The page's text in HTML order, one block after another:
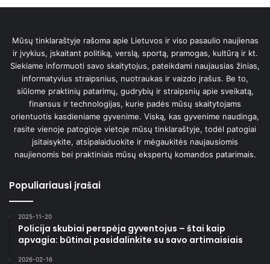
Mūsų tinklaraštyje rašoma apie Lietuvos ir viso pasaulio naujienas
ir įvykius, įskaitant politiką, verslą, sportą, pramogas, kultūrą ir kt.
Siekiame informuoti savo skaitytojus, pateikdami naujausias žinias,
informatyvius straipsnius, nuotraukas ir vaizdo įrašus. Be to,
siūlome praktinių patarimų, gudrybių ir straipsnių apie sveikatą,
finansus ir technologijas, kurie padės mūsų skaitytojams
orientuotis kasdieniame gyvenime. Viską, kas gyvenime naudinga,
rasite vienoje patogioje vietoje mūsų tinklaraštyje, todėl patogiai
įsitaisykite, atsipalaiduokite ir mėgaukitės naujausiomis
naujienomis bei praktiniais mūsų ekspertų komandos patarimais.
Populiariausi įrašai
2025-11-20
Policija skubiai perspėja gyventojus – štai kaip
apvagia: būtinai pasidalinkite su savo artimaisiais
2026-02-16